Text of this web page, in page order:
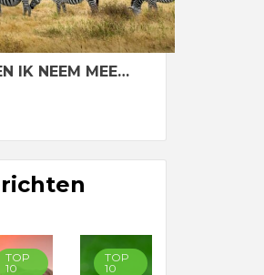
IK NEEM MEE…
TOP
10
TOP
10